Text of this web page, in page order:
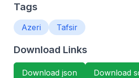
Tags
Azeri Tafsir
Download Links
Download json Download